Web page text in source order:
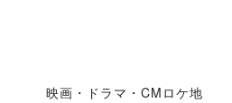
映画・ドラマ・CMロケ地